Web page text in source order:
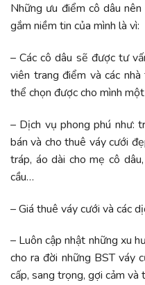
Những ưu điểm cô dâu
gắm niềm tin của mình là vì:
– Các cô dâu sẽ được tư
viên trang điểm và các
thể chọn được cho mình
– Dịch vụ phong phú như:
bán và cho thuê váy cưới
tráp, áo dài cho mẹ cô
cầu…
– Giá thuê váy cưới và các
– Luôn cập nhật những xu
cho ra đời những BST váy
cấp, sang trọng, gợi cảm và